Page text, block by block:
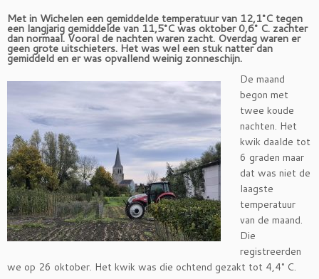
Met in Wichelen een gemiddelde temperatuur van 12,1°C tegen
een langjarig gemiddelde van 11,5°C was oktober 0,6° C. zachter
dan normaal. Vooral de nachten waren zacht. Overdag waren er
geen grote uitschieters. Het was wel een stuk natter dan
gemiddeld en er was opvallend weinig zonneschijn.
De maand
begon met
twee koude
nachten. Het
kwik daalde tot
6 graden maar
dat was niet de
laagste
temperatuur
van de maand.
Die
registreerden
we op 26 oktober. Het kwik was die ochtend gezakt tot 4,4° C.